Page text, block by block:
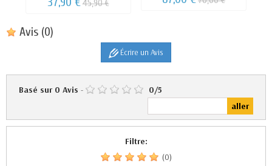
45,90 €
Avis (0)
Écrire un Avis
Basé sur 0 Avis - 0/5
Filtre:
(0)